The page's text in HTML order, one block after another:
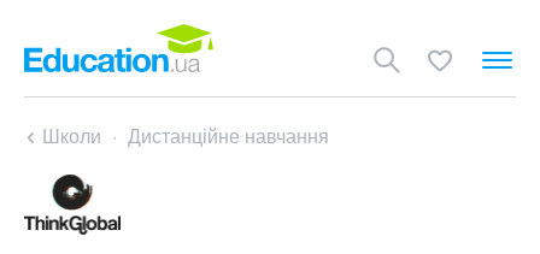
Школи Дистанційне навчання